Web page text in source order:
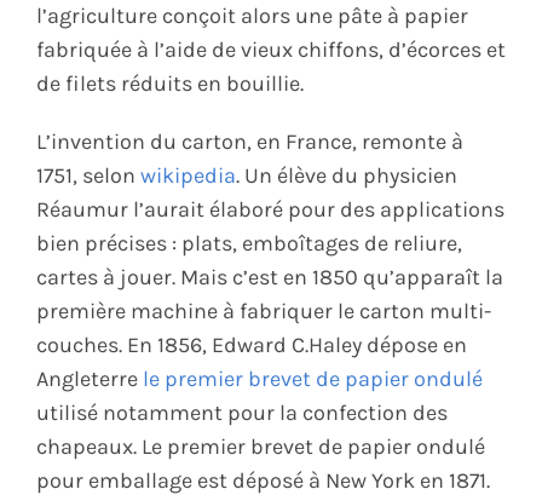
l’agriculture conçoit alors une pâte à papier
fabriquée à l’aide de vieux chiffons, d’écorces et
de filets réduits en bouillie.
L’invention du carton, en France, remonte à
1751, selon wikipedia. Un élève du physicien
Réaumur l’aurait élaboré pour des applications
bien précises : plats, emboîtages de reliure,
cartes à jouer. Mais c’est en 1850 qu’apparaît la
première machine à fabriquer le carton multi-
couches. En 1856, Edward C.Haley dépose en
Angleterre le premier brevet de papier ondulé
utilisé notamment pour la confection des
chapeaux. Le premier brevet de papier ondulé
pour emballage est déposé à New York en 1871.